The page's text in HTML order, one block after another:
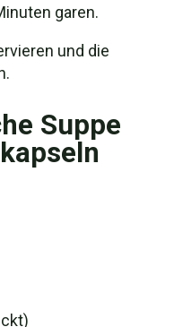
garen.
und die
Suppe